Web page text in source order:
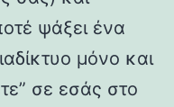
ψάξει ένα
μόνο και
σε εσάς στο